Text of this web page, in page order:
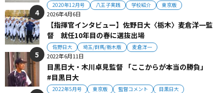
2020年12月号 八王子実践 学校紹介 東京版
2026年4月6日
【指揮官インタビュー】佐野日大〈栃木〉麦倉洋一監
督 就任10年目の春に選抜出場
佐野日大 埼玉/群馬/栃木版 麦倉洋一
2022年6月11日
目黒日大・木川卓見監督 「ここからが本当の勝負」
#目黒日大
2022年5月号 東京版 監督コメント 目黒日大